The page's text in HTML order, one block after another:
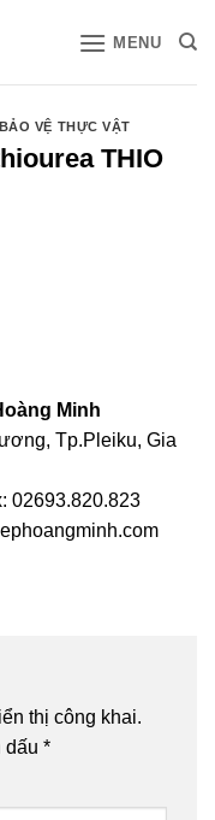
MENU
VỆ THỰC VẬT
THIO
Minh
Tp.Pleiku, Gia
thị công khai.
dấu *